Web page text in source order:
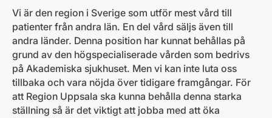
Vi är den region i Sverige som utför mest vård till
patienter från andra län. En del vård säljs även till
andra länder. Denna position har kunnat behållas på
grund av den högspecialiserade vården som bedrivs
på Akademiska sjukhuset. Men vi kan inte luta oss
tillbaka och vara nöjda över tidigare framgångar. För
att Region Uppsala ska kunna behålla denna starka
ställning så är det viktigt att jobba med att öka